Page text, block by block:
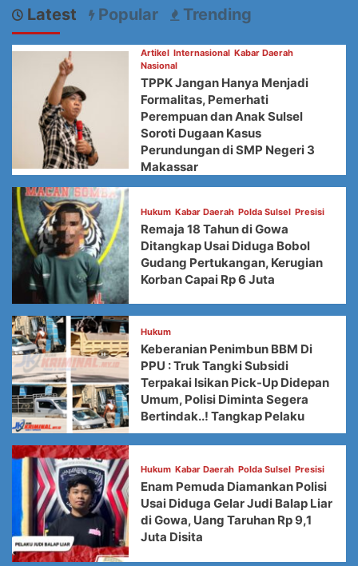
Latest Popular Trending
Artikel Internasional Kabar Daerah
Nasional
TPPK Jangan Hanya Menjadi
Formalitas, Pemerhati
Perempuan dan Anak Sulsel
Soroti Dugaan Kasus
Perundungan di SMP Negeri 3
Makassar
Hukum Kabar Daerah Polda Sulsel Presisi
Remaja 18 Tahun di Gowa
Ditangkap Usai Diduga Bobol
Gudang Pertukangan, Kerugian
Korban Capai Rp 6 Juta
Hukum
Keberanian Penimbun BBM Di
PPU : Truk Tangki Subsidi
Terpakai Isikan Pick-Up Didepan
Umum, Polisi Diminta Segera
Bertindak..! Tangkap Pelaku
Hukum Kabar Daerah Polda Sulsel Presisi
Enam Pemuda Diamankan Polisi
Usai Diduga Gelar Judi Balap Liar
di Gowa, Uang Taruhan Rp 9,1
Juta Disita